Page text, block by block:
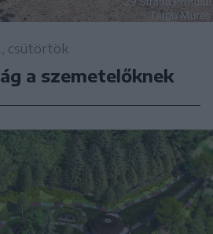
csütörtök
a szemetelőknek